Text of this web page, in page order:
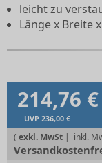
leicht zu
Länge x Breite
214,76 €
UVP 236,00 €
( exkl. MwSt |